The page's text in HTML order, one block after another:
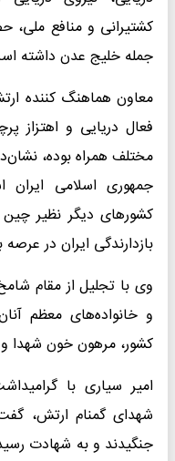
کشتیرانی و منافع
جمله خلیج عدن داشته
معاون هماهنگ کننده
فعال دریایی و اهتزاز
مختلف همراه بوده،
جمهوری اسلامی
کشورهای دیگر نظیر چین
بازدارندگی ایران در
وی با تجلیل از مقام شامخ
و خانواده‌های معظم
کشور، مرهون خون شهدا
امیر سیاری با
شهدای گمنام ارتش،
‌جنگیدند و به شهادت